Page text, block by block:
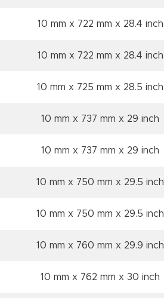
10 mm x 722 mm x 28.4 inch
10 mm x 722 mm x 28.4 inch
10 mm x 725 mm x 28.5 inch
10 mm x 737 mm x 29 inch
10 mm x 737 mm x 29 inch
10 mm x 750 mm x 29.5 inch
10 mm x 750 mm x 29.5 inch
10 mm x 760 mm x 29.9 inch
10 mm x 762 mm x 30 inch